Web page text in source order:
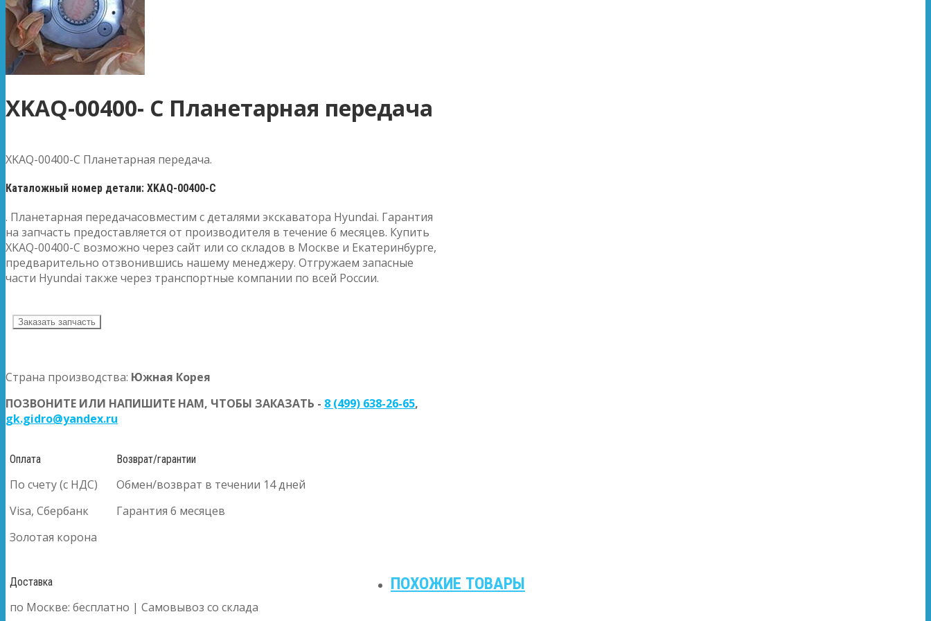
XKAQ-00400- C Планетарная передача
XKAQ-00400-C Планетарная передача.
Каталожный номер детали: XKAQ-00400-C
. Планетарная передачасовместим с деталями экскаватора Hyundai. Гарантия
на запчасть предоставляется от производителя в течение 6 месяцев. Купить
XKAQ-00400-C возможно через сайт или со складов в Москве и Екатеринбурге,
предварительно отзвонившись нашему менеджеру. Отгружаем запасные
части Hyundai также через транспортные компании по всей России.
Заказать запчасть
Страна производства: Южная Корея
ПОЗВОНИТЕ ИЛИ НАПИШИТЕ НАМ, ЧТОБЫ ЗАКАЗАТЬ - 8 (499) 638-26-65,
gk.gidro@yandex.ru
Оплата
По счету (с НДС)
Visa, Сбербанк
Золотая корона
Возврат/гарантии
Обмен/возврат в течении 14 дней
Гарантия 6 месяцев
Доставка
по Москве: бесплатно | Самовывоз со склада
ПОХОЖИЕ ТОВАРЫ